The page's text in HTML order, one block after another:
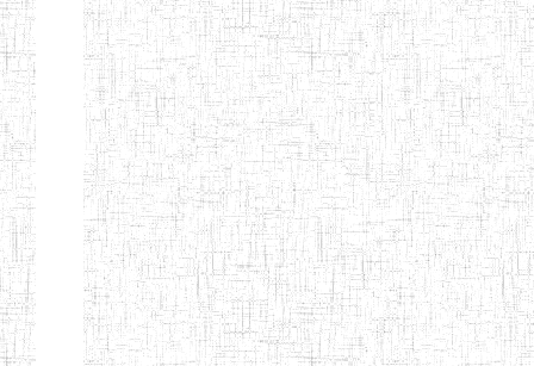
NANFAH
ENPIEG TERESA
JANE
14/03/2014 ENIEG
ENIEG
MODERNE
SAINTE MARIE
04/08/2010 ENIEG
ENIEG PRIVEE
BILINGUE LES
04/08/2010 ENIEG